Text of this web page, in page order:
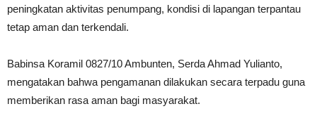
peningkatan aktivitas penumpang, kondisi di lapangan terpantau
tetap aman dan terkendali.
Babinsa Koramil 0827/10 Ambunten, Serda Ahmad Yulianto,
mengatakan bahwa pengamanan dilakukan secara terpadu guna
memberikan rasa aman bagi masyarakat.